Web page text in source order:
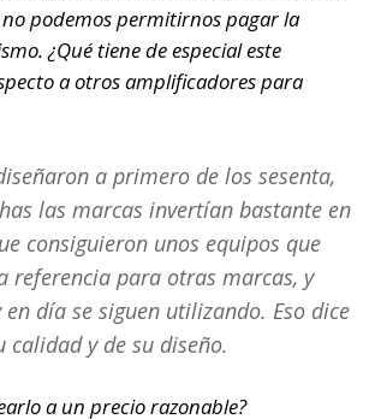
podemos permitirnos pagar la
¿Qué tiene de especial este
a otros amplificadores para
a primero de los sesenta,
las marcas invertían bastante en
consiguieron unos equipos que
referencia para otras marcas, y
en día se siguen utilizando. Eso dice
calidad y de su diseño.
a un precio razonable?